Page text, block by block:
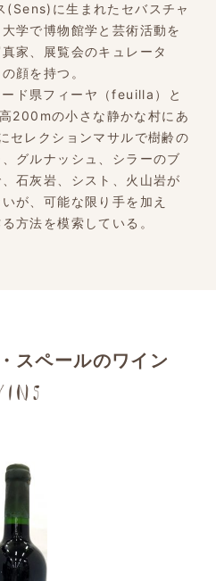
(Sens)に生まれたセバスチャ
学で博物館学と芸術活動を
家、展覧会のキュレータ
顔を持つ。
ド県フィーヤ（feuilla）と
200mの小さな静かな村にあ
セレクションマサルで樹齢の
グルナッシュ、シラーのブ
石灰岩、シスト、火山岩が
が、可能な限り手を加え
方法を模索している。
スペールのワイン